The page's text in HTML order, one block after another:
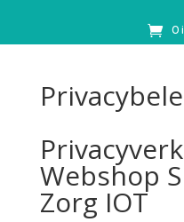
0
Webshop
Zorg IOT